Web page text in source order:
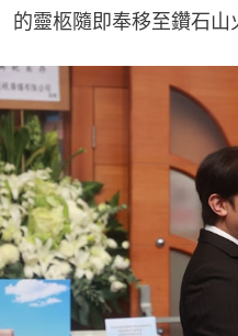
的靈柩隨即奉移至鑽石山